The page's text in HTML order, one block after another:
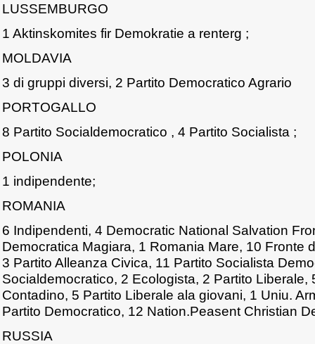
LUSSEMBURGO
1 Aktinskomites fir Demokratie a renterg ;
MOLDAVIA
3 di gruppi diversi, 2 Partito Democratico Agrario
PORTOGALLO
8 Partito Socialdemocratico , 4 Partito Socialista ;
POLONIA
1 indipendente;
ROMANIA
6 Indipendenti, 4 Democratic National Salvation
Democratica Magiara, 1 Romania Mare, 10 Fronte
3 Partito Alleanza Civica, 11 Partito Socialista
Socialdemocratico, 2 Ecologista, 2 Partito Liberale,
Contadino, 5 Partito Liberale ala giovani, 1 Uniu.
Partito Democratico, 12 Nation.Peasent Christian
RUSSIA